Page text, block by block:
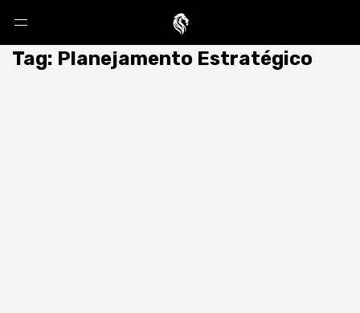
Tag: Planejamento Estratégico